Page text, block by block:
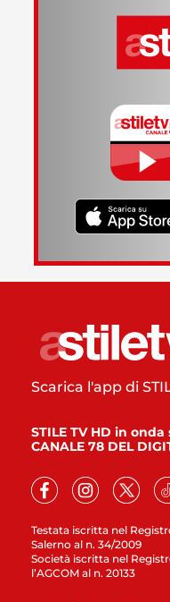
Testata iscritta nel
Salerno al n. 34/2009
Società iscritta nel
l’AGCOM al n. 20133
Scarica l'app di
STILE TV HD in onda
CANALE 78 DEL